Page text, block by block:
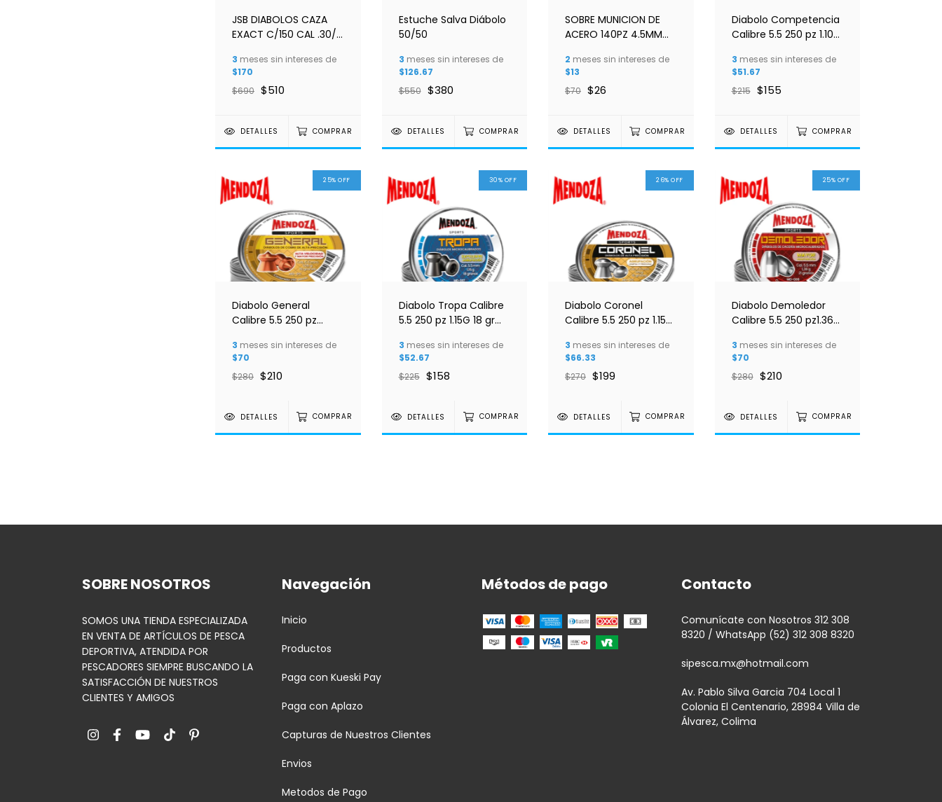
JSB DIABOLOS CAZA
EXACT C/150 CAL .30/
M 27/12
3 meses sin intereses de
$170
$690 $510
DETALLES COMPRAR
Estuche Salva Diábolo
50/50
3 meses sin intereses de
$126.67
$550 $380
DETALLES COMPRAR
SOBRE MUNICION DE
ACERO 140PZ 4.5MM
2 meses sin intereses de
$13
$70 $26
DETALLES COMPRAR
Diabolo Competencia
Calibre 5.5 250 pz 1.10G
3 meses sin intereses de
$51.67
$215 $155
DETALLES COMPRAR
25% OFF
Diabolo General
Calibre 5.5 250 pz
3 meses sin intereses de
$70
$280 $210
DETALLES COMPRAR
30% OFF
Diabolo Tropa Calibre
5.5 250 pz 1.15G 18 gr
3 meses sin intereses de
$52.67
$225 $158
DETALLES COMPRAR
26% OFF
Diabolo Coronel
Calibre 5.5 250 pz 1.15G
3 meses sin intereses de
$66.33
$270 $199
DETALLES COMPRAR
25% OFF
Diabolo Demoledor
Calibre 5.5 250 pz1.36G
3 meses sin intereses de
$70
$280 $210
DETALLES COMPRAR
SOBRE NOSOTROS
SOMOS UNA TIENDA ESPECIALIZADA
EN VENTA DE ARTÍCULOS DE PESCA
DEPORTIVA, ATENDIDA POR
PESCADORES SIEMPRE BUSCANDO LA
SATISFACCIÓN DE NUESTROS
CLIENTES Y AMIGOS
Navegación
Inicio
Productos
Paga con Kueski Pay
Paga con Aplazo
Capturas de Nuestros Clientes
Envios
Metodos de Pago
Métodos de pago Contacto
Comunícate con Nosotros 312 308
8320 / WhatsApp (52) 312 308 8320
sipesca.mx@hotmail.com
Av. Pablo Silva Garcia 704 Local 1
Colonia El Centenario, 28984 Villa de
Álvarez, Colima